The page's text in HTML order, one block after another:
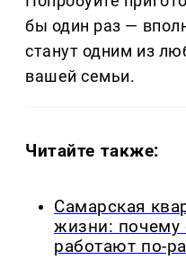
бы один раз —
станут одним из
вашей семьи.
Читайте также:
Самарская
жизни: почему
работают по-